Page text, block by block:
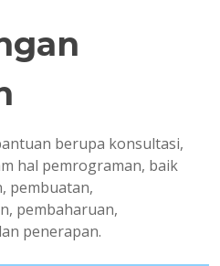
berupa konsultasi,
hal pemrograman, baik
pembuatan,
pembaharuan,
penerapan.